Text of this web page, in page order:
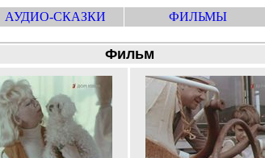
АУДИО-СКАЗКИ ФИЛЬМЫ
Фильм